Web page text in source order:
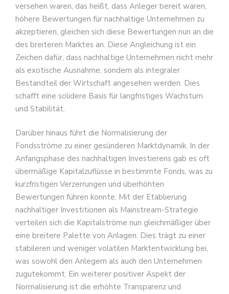
versehen waren, das heißt, dass Anleger bereit waren,
höhere Bewertungen für nachhaltige Unternehmen zu
akzeptieren, gleichen sich diese Bewertungen nun an die
des breiteren Marktes an. Diese Angleichung ist ein
Zeichen dafür, dass nachhaltige Unternehmen nicht mehr
als exotische Ausnahme, sondern als integraler
Bestandteil der Wirtschaft angesehen werden. Dies
schafft eine solidere Basis für langfristiges Wachstum
und Stabilität.
Darüber hinaus führt die Normalisierung der
Fondsströme zu einer gesünderen Marktdynamik. In der
Anfangsphase des nachhaltigen Investierens gab es oft
übermäßige Kapitalzuflüsse in bestimmte Fonds, was zu
kurzfristigen Verzerrungen und überhöhten
Bewertungen führen konnte. Mit der Etablierung
nachhaltiger Investitionen als Mainstream-Strategie
verteilen sich die Kapitalströme nun gleichmäßiger über
eine breitere Palette von Anlagen. Dies trägt zu einer
stabileren und weniger volatilen Marktentwicklung bei,
was sowohl den Anlegern als auch den Unternehmen
zugutekommt. Ein weiterer positiver Aspekt der
Normalisierung ist die erhöhte Transparenz und